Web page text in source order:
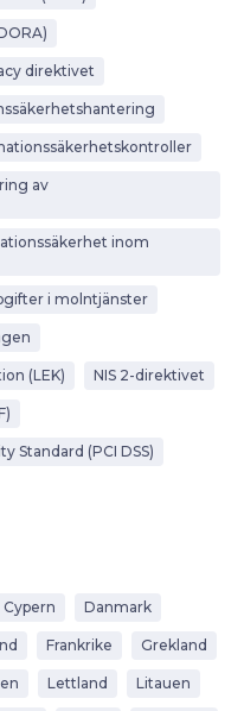
direktivet
av
inom
i molntjänster
(LEK) NIS 2-direktivet
Standard (PCI DSS)
Cypern Danmark
Frankrike Grekland
Lettland Litauen